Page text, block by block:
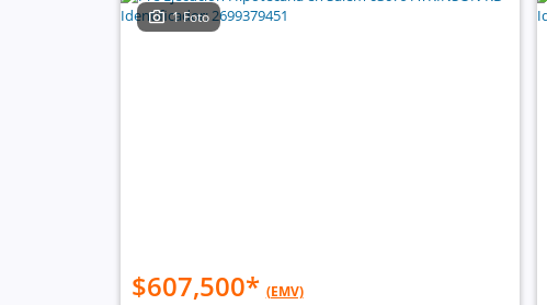
1 Foto
$607,500* (EMV)